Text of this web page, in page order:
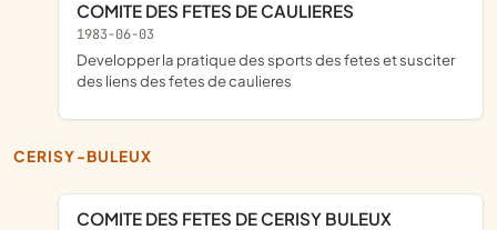
COMITE DES FETES DE CAULIERES
1983-06-03
developper la pratique des sports des fetes et susciter
des liens des fetes de caulieres
CERISY-BULEUX
COMITE DES FETES DE CERISY BULEUX